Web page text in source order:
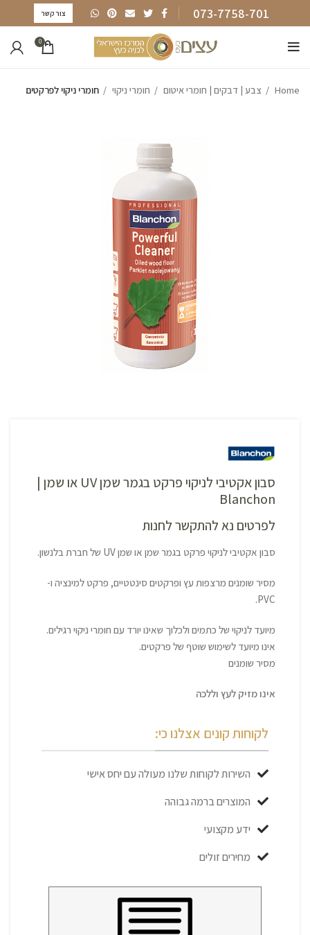
073-7758-701 צור קשר
0
Home צבע | דבקים | חומרי איטום חומרי ניקוי חומרי ניקוי לפרקטים
סבון אקטיבי לניקוי פרקט בגמר שמן UV או שמן |
Blanchon
לפרטים נא להתקשר לחנות
סבון אקטיבי לניקוי פרקט בגמר שמן או שמן UV של חברת בלנשון.
מסיר שומנים מרצפות עץ ופרקטים סינטטיים, פרקט למינציה ו-
PVC.
מיועד לניקוי של כתמים ולכלוך שאינו יורד עם חומרי ניקוי רגילים.
אינו מיועד לשימוש שוטף של פרקטים.
מסיר שומנים
אינו מזיק לעץ וללכה
לקוחות קונים אצלנו כי:
השירות לקוחות שלנו מעולה עם יחס אישי
המוצרים ברמה גבוהה
ידע מקצועי
מחירים זולים